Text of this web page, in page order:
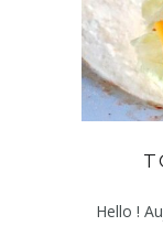
Hello !